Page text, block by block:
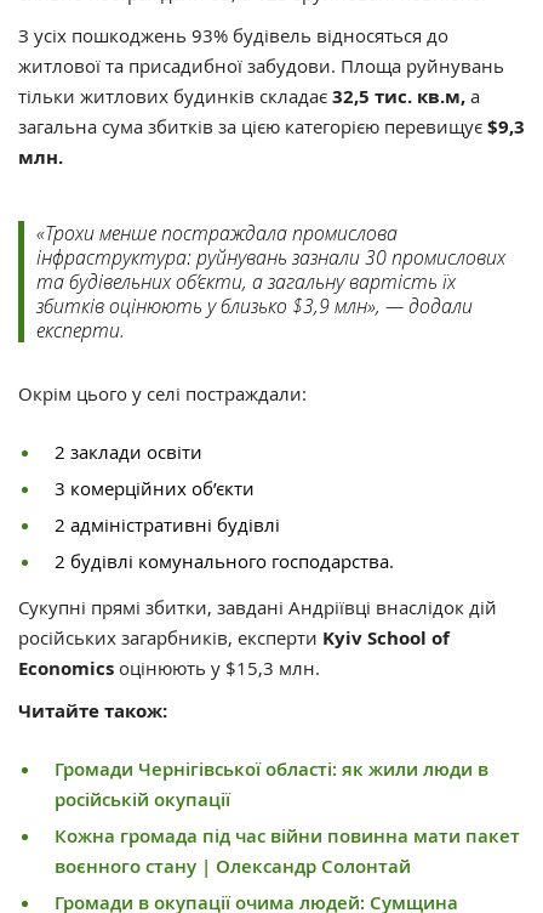
З усіх пошкоджень 93% будівель відносяться до
житлової та присадибної забудови. Площа руйнувань
тільки житлових будинків складає 32,5 тис. кв.м, а
загальна сума збитків за цією категорією перевищує $9,3
млн.
«Трохи менше постраждала промислова
інфраструктура: руйнувань зазнали 30 промислових
та будівельних об’єкти, а загальну вартість їх
збитків оцінюють у близько $3,9 млн», — додали
експерти.
Окрім цього у селі постраждали:
2 заклади освіти
3 комерційних об’єкти
2 адміністративні будівлі
2 будівлі комунального господарства.
Сукупні прямі збитки, завдані Андріївці внаслідок дій
російських загарбників, експерти Kyiv School of
Economics оцінюють у $15,3 млн.
Читайте також:
Громади Чернігівської області: як жили люди в
російській окупації
Кожна громада під час війни повинна мати пакет
воєнного стану | Олександр Солонтай
Громади в окупації очима людей: Сумщина